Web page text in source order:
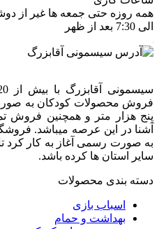
الی 7:30 بعد از ظهر
فروش محصولات کودکان به
پنج هزار متر و همچنین فروش
به صورت رسمی آغاز به کار کرد
سایر استان ها کرده باشد.
دسته بندی محصولات
اسباب بازی
بهداشت و حمام